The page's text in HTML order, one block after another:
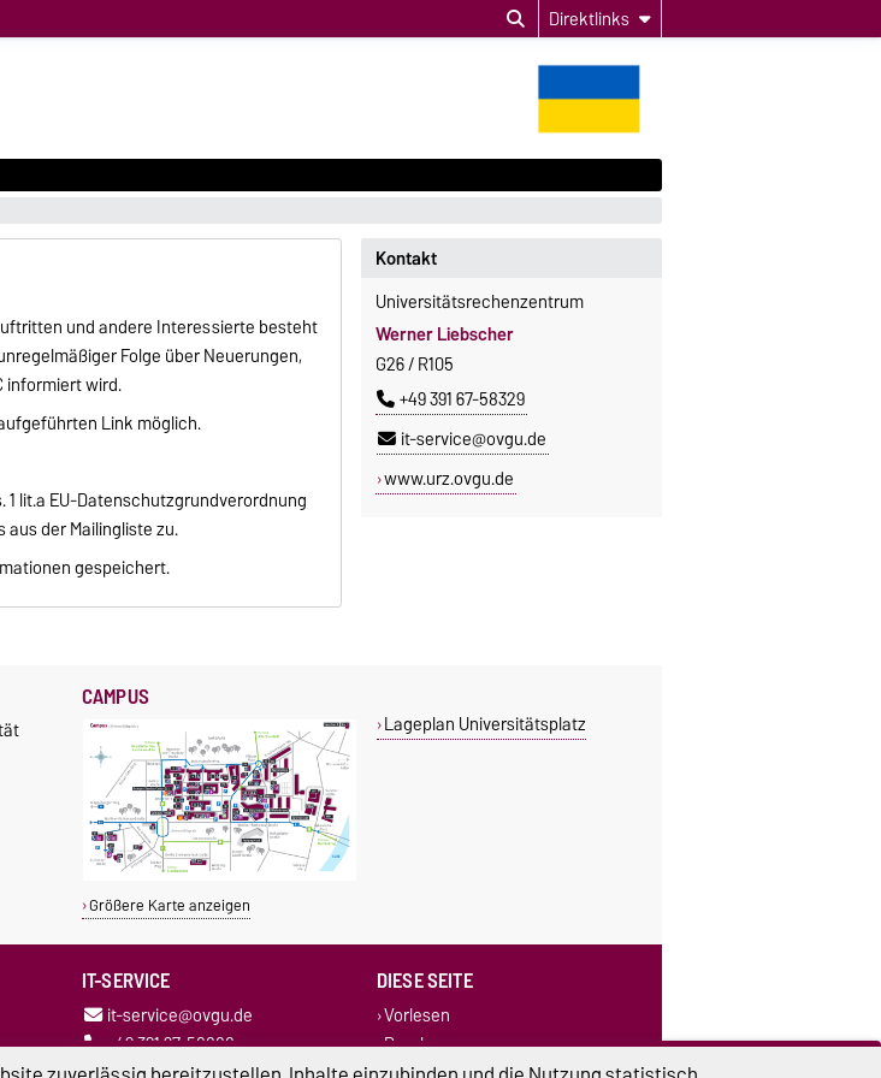
Direktlinks
und andere Interessierte besteht
Folge über Neuerungen,
informiert wird.
Link möglich.
1 lit.a EU-Datenschutzgrundverordnung
der Mailingliste zu.
gespeichert.
Kontakt
Universitätsrechenzentrum
Werner Liebscher
G26 / R105
+49 391 67-58329
it-service@ovgu.de
www.urz.ovgu.de
CAMPUS
Größere Karte anzeigen
Lageplan Universitätsplatz
IT-SERVICE
it-service@ovgu.de
+49 391 67-58888
DIESE SEITE
Vorlesen
Drucken
Permalink